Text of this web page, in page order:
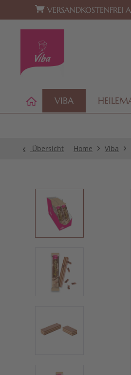
Zur Hauptnavigation springen
VERSANDKOSTENFREI
VIBA
Übersicht Home Viba